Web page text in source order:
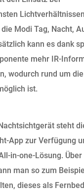
Modi Tag, Nacht,
kann es dank
mehr IR-
wodurch rund um
ist.
steht
App zur Verfügung
in-one-Lösung. Über
man so zum
dieses als